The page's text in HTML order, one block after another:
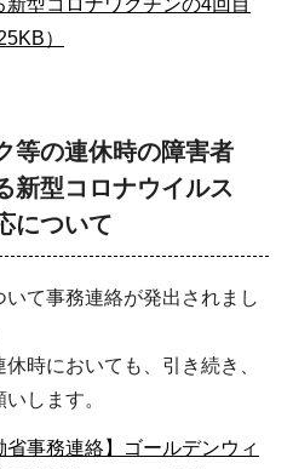
）
等の連休時の障害者
新型コロナウイルス
について
て事務連絡が発出されまし
時においても、引き続き、
します。
事務連絡】ゴールデンウィ